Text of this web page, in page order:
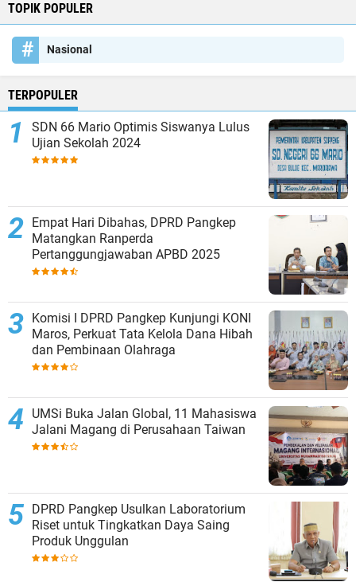
TOPIK POPULER
Nasional
TERPOPULER
SDN 66 Mario Optimis Siswanya Lulus
Ujian Sekolah 2024
Empat Hari Dibahas, DPRD Pangkep
Matangkan Ranperda
Pertanggungjawaban APBD 2025
Komisi I DPRD Pangkep Kunjungi KONI
Maros, Perkuat Tata Kelola Dana Hibah
dan Pembinaan Olahraga
UMSi Buka Jalan Global, 11 Mahasiswa
Jalani Magang di Perusahaan Taiwan
DPRD Pangkep Usulkan Laboratorium
Riset untuk Tingkatkan Daya Saing
Produk Unggulan